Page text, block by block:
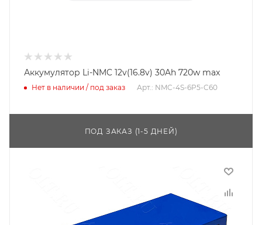
Аккумулятор Li-NMC 12v(16.8v) 30Ah 720w max
Нет в наличии / под заказ Арт.: NMC-4S-6P5-C60
ПОД ЗАКАЗ (1-5 ДНЕЙ)